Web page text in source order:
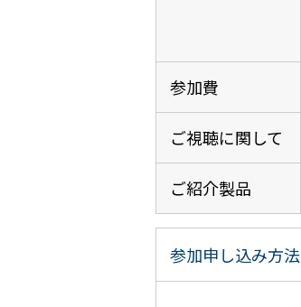
参加費
ご視聴に関して
ご紹介製品
参加申し込み方法